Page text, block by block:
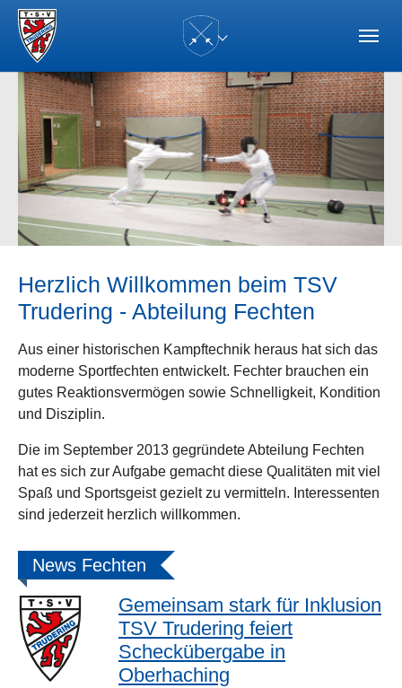
Skip to main navigation
Zum Hauptinhalt springen
Skip to page footer
Herzlich Willkommen beim TSV
Trudering - Abteilung Fechten
Aus einer historischen Kampftechnik heraus hat sich das
moderne Sportfechten entwickelt. Fechter brauchen ein
gutes Reaktionsvermögen sowie Schnelligkeit, Kondition
und Disziplin.
Die im September 2013 gegründete Abteilung Fechten
hat es sich zur Aufgabe gemacht diese Qualitäten mit viel
Spaß und Sportsgeist gezielt zu vermitteln. Interessenten
sind jederzeit herzlich willkommen.
News Fechten
Gemeinsam stark für Inklusion
TSV Trudering feiert
Scheckübergabe in
Oberhaching